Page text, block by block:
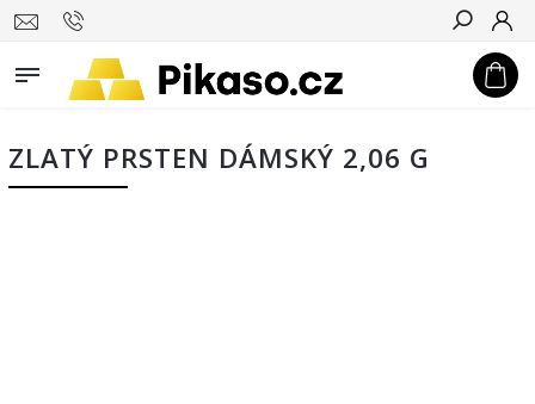
Hledat
ZLATÝ PRSTEN DÁMSKÝ 2,06 G